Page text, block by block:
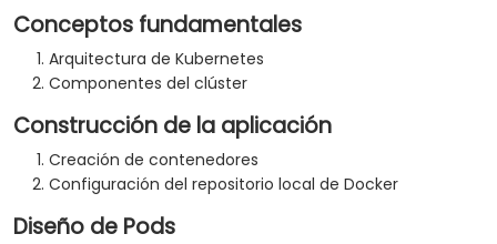
Conceptos fundamentales
Arquitectura de Kubernetes
Componentes del clúster
Construcción de la aplicación
Creación de contenedores
Configuración del repositorio local de Docker
Diseño de Pods